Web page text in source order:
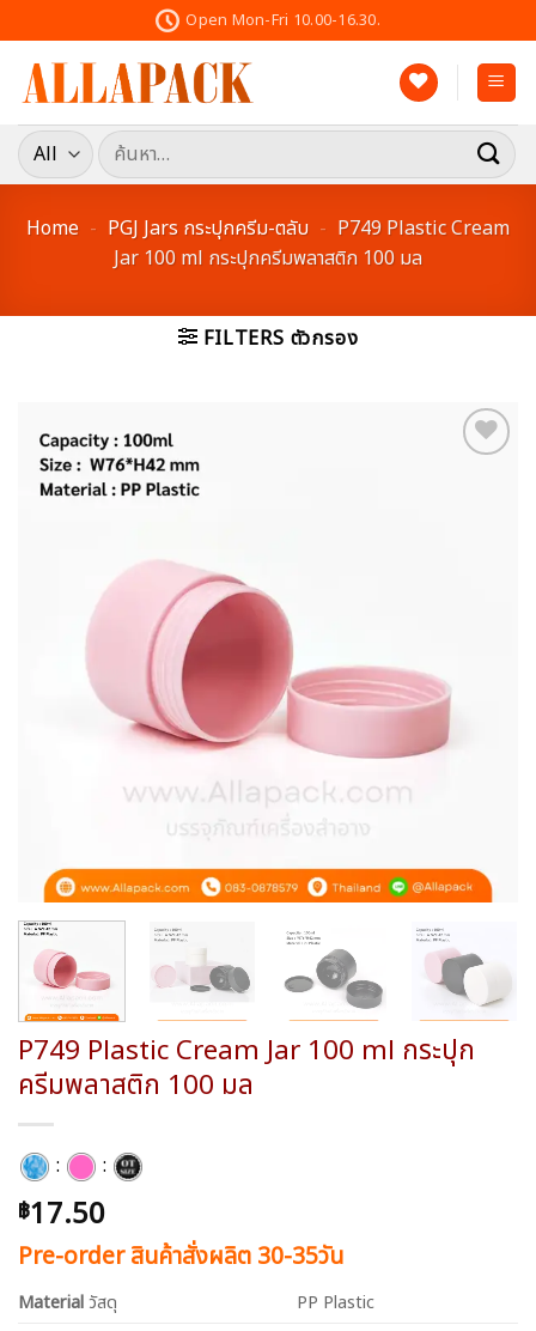
to
content
Open Mon-Fri 10.00-16.30.
ค้นหา:
Home - PGJ Jars กระปุกครีม-ตลับ - P749 Plastic Cream
Jar 100 ml กระปุกครีมพลาสติก 100 มล
FILTERS ตัวกรอง
P749 Plastic Cream Jar 100 ml กระปุก
ครีมพลาสติก 100 มล
: :
฿17.50
Pre-order สินค้าสั่งผลิต 30-35วัน
Material วัสดุ PP Plastic